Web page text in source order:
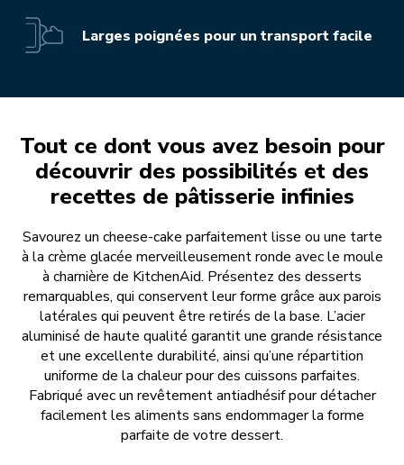
Larges poignées pour un transport facile
Tout ce dont vous avez besoin pour
découvrir des possibilités et des
recettes de pâtisserie infinies
Savourez un cheese-cake parfaitement lisse ou une tarte
à la crème glacée merveilleusement ronde avec le moule
à charnière de KitchenAid. Présentez des desserts
remarquables, qui conservent leur forme grâce aux parois
latérales qui peuvent être retirés de la base. L’acier
aluminisé de haute qualité garantit une grande résistance
et une excellente durabilité, ainsi qu’une répartition
uniforme de la chaleur pour des cuissons parfaites.
Fabriqué avec un revêtement antiadhésif pour détacher
facilement les aliments sans endommager la forme
parfaite de votre dessert.